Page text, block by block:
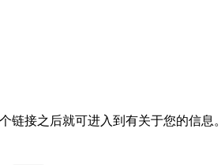
链接之后就可进入到有关于您的信息。